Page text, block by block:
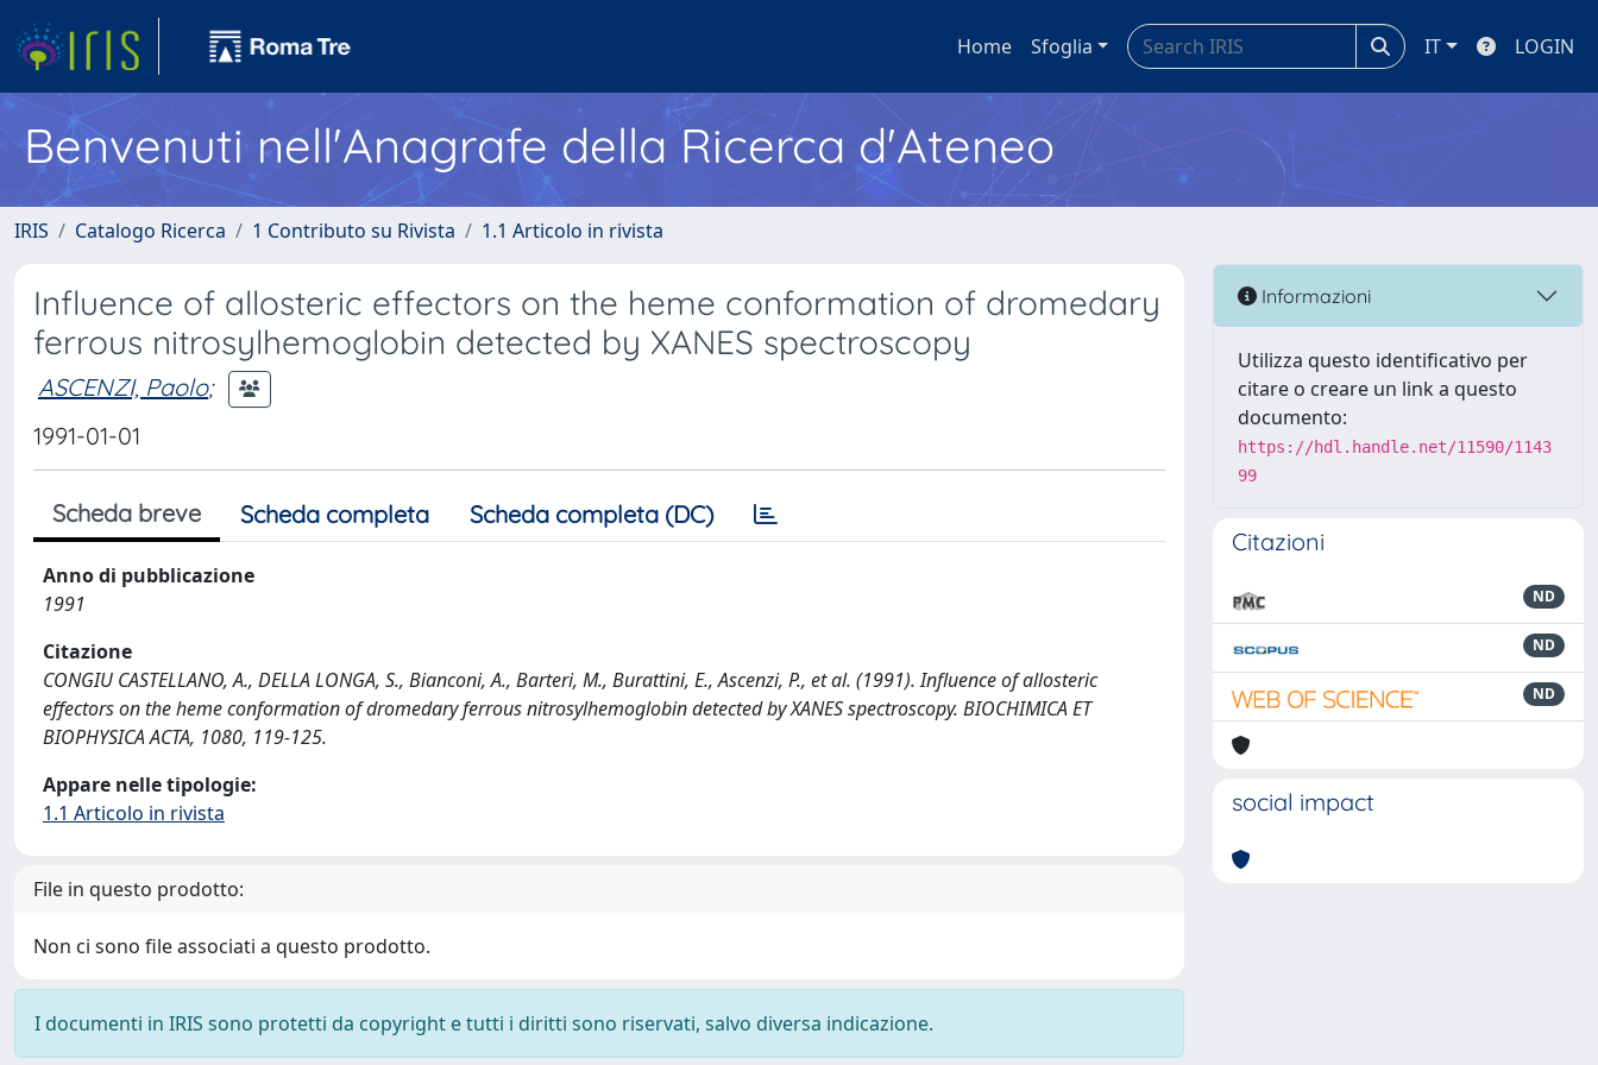
Home Sfoglia IT LOGIN
Benvenuti nell'Anagrafe della Ricerca d'Ateneo
IRIS Catalogo Ricerca 1 Contributo su Rivista 1.1 Articolo in rivista
Influence of allosteric effectors on the heme conformation of dromedary
ferrous nitrosylhemoglobin detected by XANES spectroscopy
ASCENZI, Paolo;
1991-01-01
Scheda breve Scheda completa Scheda completa (DC)
Anno di pubblicazione
1991
Citazione
CONGIU CASTELLANO, A., DELLA LONGA, S., Bianconi, A., Barteri, M., Burattini, E., Ascenzi, P., et al. (1991). Influence of allosteric
effectors on the heme conformation of dromedary ferrous nitrosylhemoglobin detected by XANES spectroscopy. BIOCHIMICA ET
BIOPHYSICA ACTA, 1080, 119-125.
Appare nelle tipologie:
1.1 Articolo in rivista
File in questo prodotto:
Non ci sono file associati a questo prodotto.
I documenti in IRIS sono protetti da copyright e tutti i diritti sono riservati, salvo diversa indicazione.
Informazioni
Utilizza questo identificativo per
citare o creare un link a questo
documento:
https://hdl.handle.net/11590/1143
99
Citazioni
ND
ND
ND
social impact